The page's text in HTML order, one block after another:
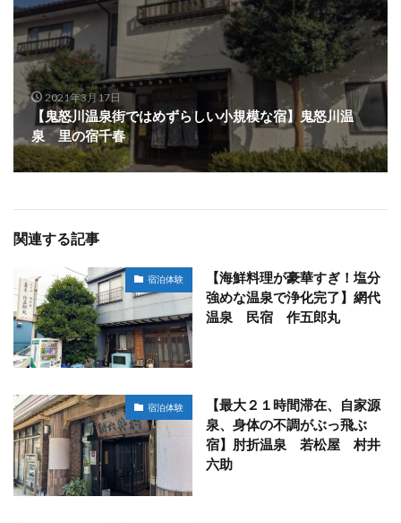
2021年3月17日
【鬼怒川温泉街ではめずらしい小規模な宿】鬼怒川温
泉 里の宿千春
関連する記事
宿泊体験
【海鮮料理が豪華すぎ！塩分
強めな温泉で浄化完了】網代
温泉 民宿 作五郎丸
宿泊体験
【最大２１時間滞在、自家源
泉、身体の不調がぶっ飛ぶ
宿】肘折温泉 若松屋 村井
六助